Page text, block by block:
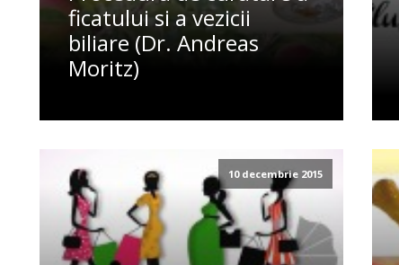
ficatului si a vezicii
biliare (Dr. Andreas
Moritz)
10 decembrie 2015